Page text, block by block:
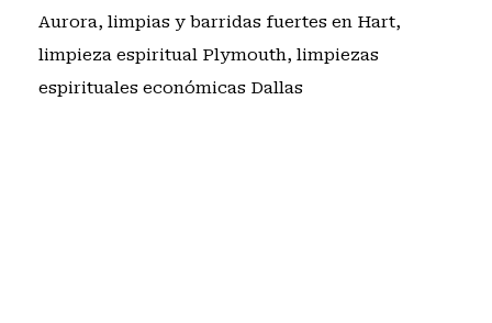
Aurora, limpias y barridas fuertes en Hart,
limpieza espiritual Plymouth, limpiezas
espirituales económicas Dallas